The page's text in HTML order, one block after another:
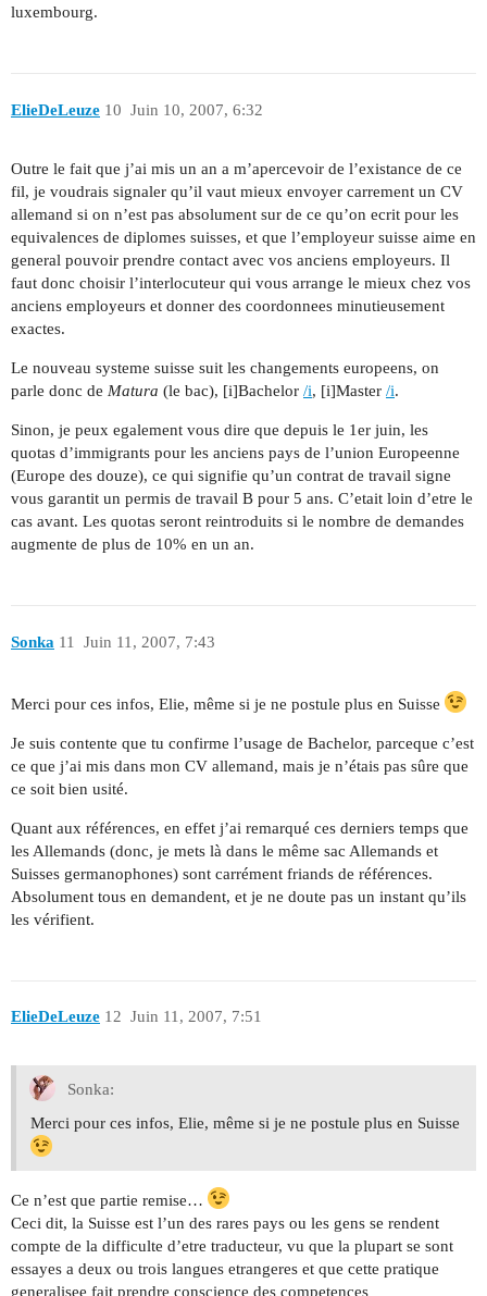
luxembourg.
ElieDeLeuze Juin 10, 2007, 6:32
10
Outre le fait que j’ai mis un an a m’apercevoir de l’existance de ce
fil, je voudrais signaler qu’il vaut mieux envoyer carrement un CV
allemand si on n’est pas absolument sur de ce qu’on ecrit pour les
equivalences de diplomes suisses, et que l’employeur suisse aime en
general pouvoir prendre contact avec vos anciens employeurs. Il
faut donc choisir l’interlocuteur qui vous arrange le mieux chez vos
anciens employeurs et donner des coordonnees minutieusement
exactes.
Le nouveau systeme suisse suit les changements europeens, on
parle donc de Matura (le bac), [i]Bachelor /i, [i]Master /i.
Sinon, je peux egalement vous dire que depuis le 1er juin, les
quotas d’immigrants pour les anciens pays de l’union Europeenne
(Europe des douze), ce qui signifie qu’un contrat de travail signe
vous garantit un permis de travail B pour 5 ans. C’etait loin d’etre le
cas avant. Les quotas seront reintroduits si le nombre de demandes
augmente de plus de 10% en un an.
Sonka Juin 11, 2007, 7:43
11
Merci pour ces infos, Elie, même si je ne postule plus en Suisse
Je suis contente que tu confirme l’usage de Bachelor, parceque c’est
ce que j’ai mis dans mon CV allemand, mais je n’étais pas sûre que
ce soit bien usité.
Quant aux références, en effet j’ai remarqué ces derniers temps que
les Allemands (donc, je mets là dans le même sac Allemands et
Suisses germanophones) sont carrément friands de références.
Absolument tous en demandent, et je ne doute pas un instant qu’ils
les vérifient.
ElieDeLeuze Juin 11, 2007, 7:51
12
Sonka:
Merci pour ces infos, Elie, même si je ne postule plus en Suisse
Ce n’est que partie remise…
Ceci dit, la Suisse est l’un des rares pays ou les gens se rendent
compte de la difficulte d’etre traducteur, vu que la plupart se sont
essayes a deux ou trois langues etrangeres et que cette pratique
generalisee fait prendre conscience des competences